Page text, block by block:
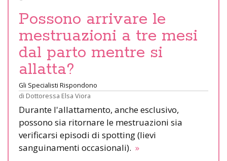
Possono arrivare le
mestruazioni a tre mesi
dal parto mentre si
allatta?
Gli Specialisti Rispondono
di Dottoressa Elsa Viora
Durante l'allattamento, anche esclusivo,
possono sia ritornare le mestruazioni sia
verificarsi episodi di spotting (lievi
sanguinamenti occasionali). »